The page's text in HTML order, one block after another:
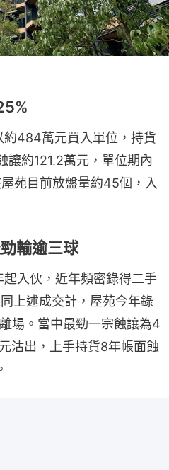
484萬元買入單位，持貨
讓約121.2萬元，單位期內
苑目前放盤量約45個，入
輸逾三球
入伙，近年頻密錄得二手
上述成交計，屋苑今年錄
場。當中最勁一宗蝕讓為4
沽出，上手持貨8年帳面蝕